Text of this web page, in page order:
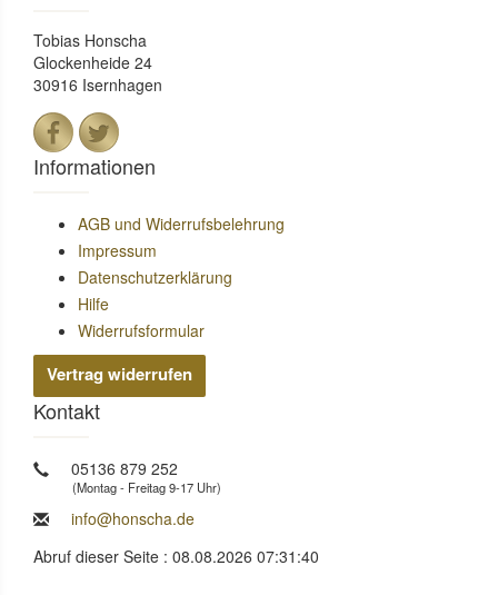
Tobias Honscha
Glockenheide 24
30916 Isernhagen
Informationen
AGB und Widerrufsbelehrung
Impressum
Datenschutzerklärung
Hilfe
Widerrufsformular
Vertrag widerrufen
Kontakt
05136 879 252
(Montag - Freitag 9-17 Uhr)
info@honscha.de
Abruf dieser Seite : 08.08.2026 07:31:40